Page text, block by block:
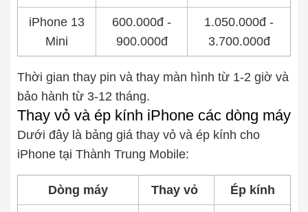
iPhone 13
Mini
600.000đ -
900.000đ
1.050.000đ -
3.700.000đ
Thời gian thay pin và thay màn hình từ 1-2 giờ và
bảo hành từ 3-12 tháng.
Thay vỏ và ép kính iPhone các dòng máy
Dưới đây là bảng giá thay vỏ và ép kính cho
iPhone tại Thành Trung Mobile:
Dòng máy Thay vỏ Ép kính